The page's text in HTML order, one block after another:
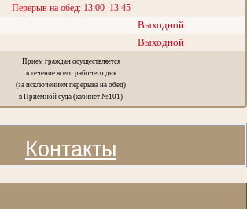
Перерыв на обед: 13:00–13:45
Выходной
Выходной
Прием граждан осуществляется
в течение всего рабочего дня
(за исключением перерыва на обед)
в Приемной суда (кабинет №101)
Контакты